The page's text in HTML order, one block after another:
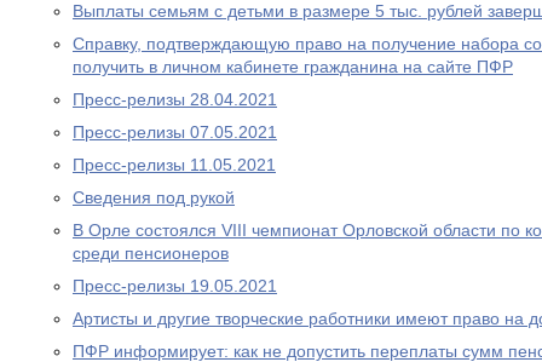
Выплаты семьям с детьми в размере 5 тыс. рублей
Справку, подтверждающую право на получение набора
получить в личном кабинете гражданина на сайте ПФР
Пресс-релизы 28.04.2021
Пресс-релизы 07.05.2021
Пресс-релизы 11.05.2021
Сведения под рукой
В Орле состоялся VIII чемпионат Орловской области по
среди пенсионеров
Пресс-релизы 19.05.2021
Артисты и другие творческие работники имеют право на
ПФР информирует: как не допустить переплаты сумм